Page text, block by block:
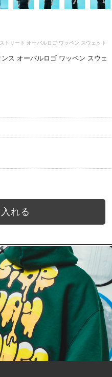
トリート オーバルロゴ ワッペン スウェット
ス オーバルロゴ ワッペン スウェ
入れる